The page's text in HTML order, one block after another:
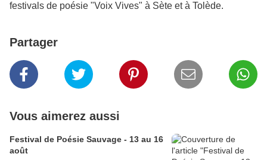
festivals de poésie "Voix Vives" à Sète et à Tolède.
Partager
Vous aimerez aussi
Festival de Poésie Sauvage - 13 au 16
août